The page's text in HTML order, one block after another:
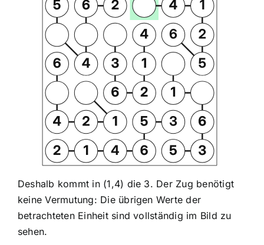
Deshalb kommt in (1,4) die 3. Der Zug benötigt
keine Vermutung: Die übrigen Werte der
betrachteten Einheit sind vollständig im Bild zu
sehen.